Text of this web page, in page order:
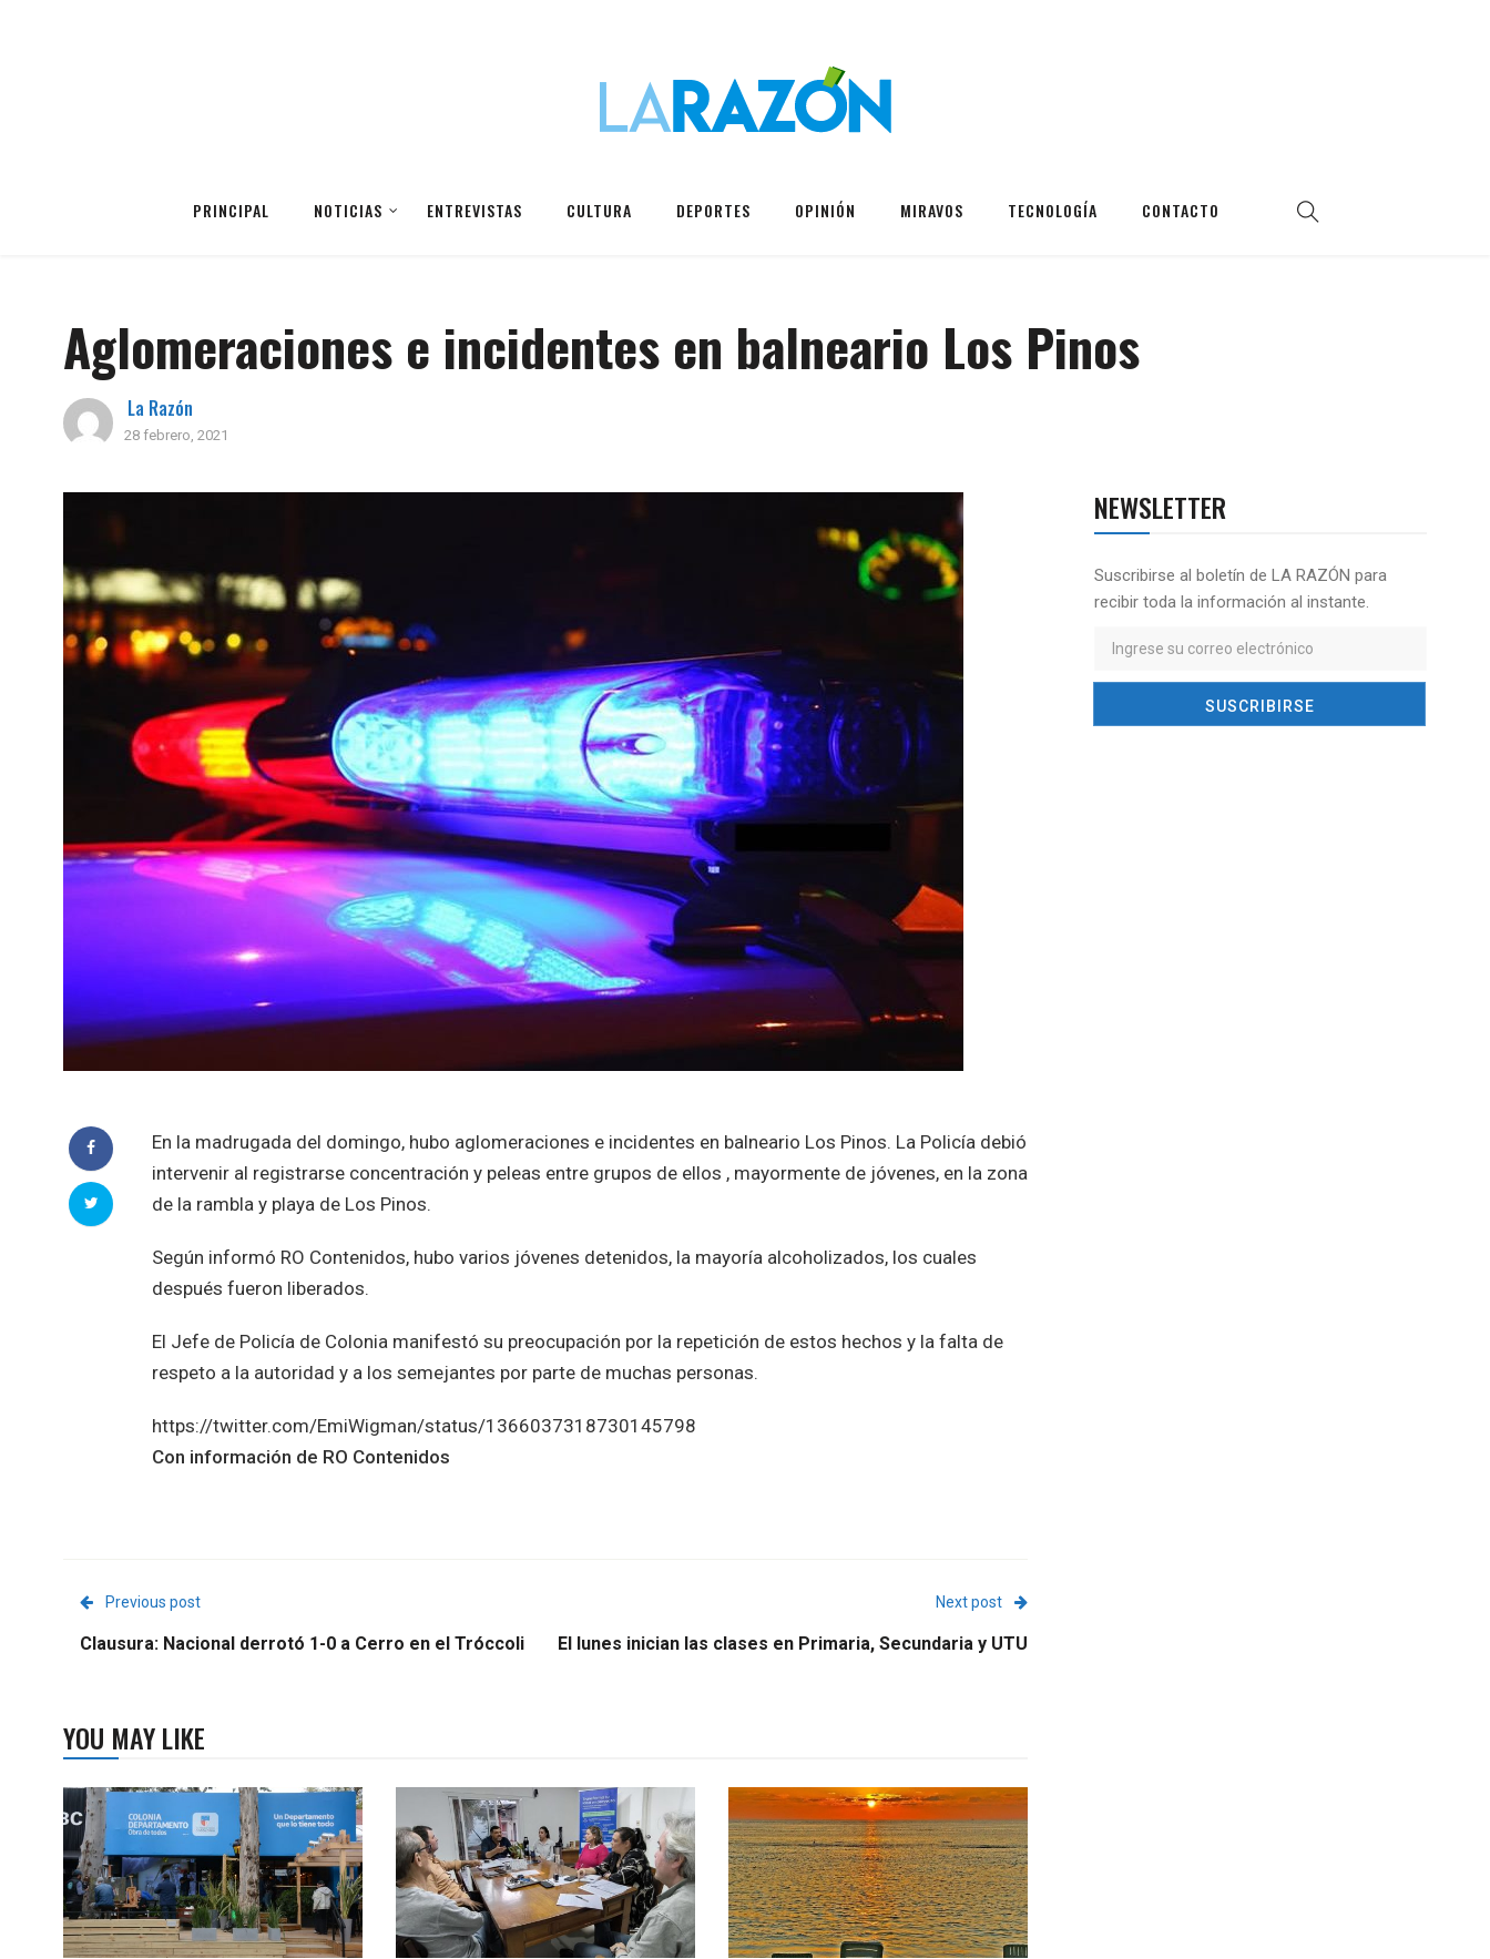
PRINCIPAL NOTICIAS ENTREVISTAS CULTURA DEPORTES OPINIÓN MIRAVOS TECNOLOGÍA CONTACTO
Aglomeraciones e incidentes en balneario Los Pinos
La Razón
28 febrero, 2021
En la madrugada del domingo, hubo aglomeraciones e incidentes en balneario Los Pinos. La Policía debió
intervenir al registrarse concentración y peleas entre grupos de ellos , mayormente de jóvenes, en la zona
de la rambla y playa de Los Pinos.
Según informó RO Contenidos, hubo varios jóvenes detenidos, la mayoría alcoholizados, los cuales
después fueron liberados.
El Jefe de Policía de Colonia manifestó su preocupación por la repetición de estos hechos y la falta de
respeto a la autoridad y a los semejantes por parte de muchas personas.
https://twitter.com/EmiWigman/status/1366037318730145798
Con información de RO Contenidos
Previous post
Clausura: Nacional derrotó 1-0 a Cerro en el Tróccoli
Next post
El lunes inician las clases en Primaria, Secundaria y UTU
YOU MAY LIKE
NEWSLETTER
Suscribirse al boletín de LA RAZÓN para
recibir toda la información al instante.